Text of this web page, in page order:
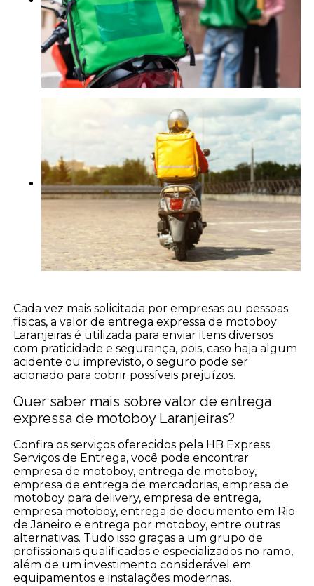
Cada vez mais solicitada por empresas ou pessoas
físicas, a valor de entrega expressa de motoboy
Laranjeiras é utilizada para enviar itens diversos
com praticidade e segurança, pois, caso haja algum
acidente ou imprevisto, o seguro pode ser
acionado para cobrir possíveis prejuízos.
Quer saber mais sobre valor de entrega
expressa de motoboy Laranjeiras?
Confira os serviços oferecidos pela HB Express
Serviços de Entrega, você pode encontrar
empresa de motoboy, entrega de motoboy,
empresa de entrega de mercadorias, empresa de
motoboy para delivery, empresa de entrega,
empresa motoboy, entrega de documento em Rio
de Janeiro e entrega por motoboy, entre outras
alternativas. Tudo isso graças a um grupo de
profissionais qualificados e especializados no ramo,
além de um investimento considerável em
equipamentos e instalações modernas.